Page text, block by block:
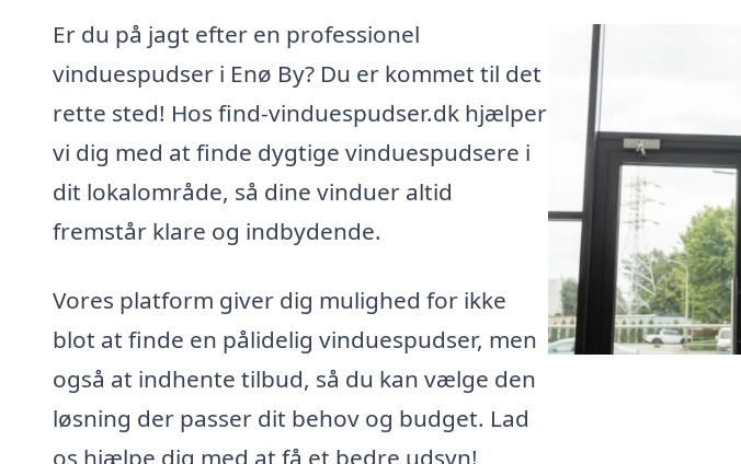
Er du på jagt efter en professionel
vinduespudser i Enø By? Du er kommet til det
rette sted! Hos find-vinduespudser.dk hjælper
vi dig med at finde dygtige vinduespudsere i
dit lokalområde, så dine vinduer altid
fremstår klare og indbydende.
Vores platform giver dig mulighed for ikke
blot at finde en pålidelig vinduespudser, men
også at indhente tilbud, så du kan vælge den
løsning der passer dit behov og budget. Lad